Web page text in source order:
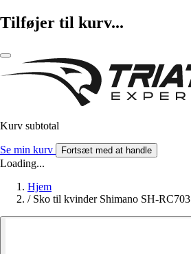
Tilføjer til kurv...
Kurv subtotal
Se min kurv Fortsæt med at handle
Loading...
Hjem
/ Sko til kvinder Shimano SH-RC703